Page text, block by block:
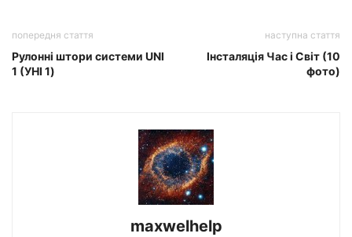
попередня стаття
Рулонні штори системи UNI
1 (УНІ 1)
наступна стаття
Інсталяція Час і Світ (10
фото)
maxwelhelp